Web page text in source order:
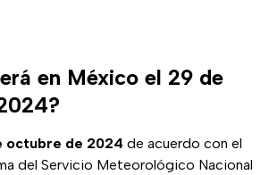
en México el 29 de
octubre de 2024 de acuerdo con el
del Servicio Meteorológico Nacional